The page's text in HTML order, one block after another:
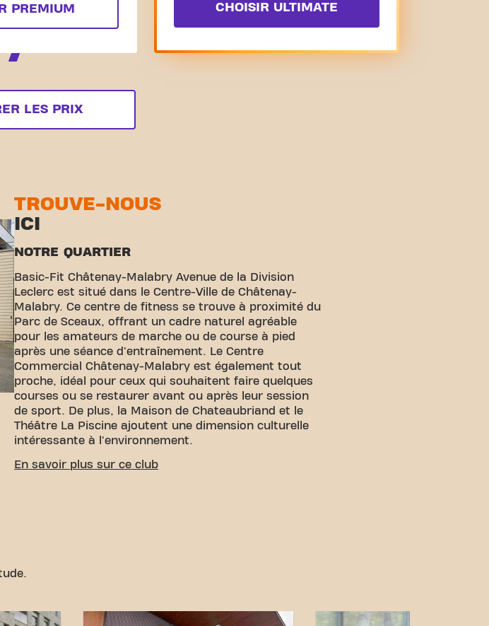
PREMIUM CHOISIR ULTIMATE
LES PRIX
TROUVE-NOUS
ICI
NOTRE QUARTIER
Basic-Fit Châtenay-Malabry Avenue de la Division
Leclerc est situé dans le Centre-Ville de Châtenay-
Malabry. Ce centre de fitness se trouve à proximité du
Parc de Sceaux, offrant un cadre naturel agréable
pour les amateurs de marche ou de course à pied
après une séance d'entraînement. Le Centre
Commercial Châtenay-Malabry est également tout
proche, idéal pour ceux qui souhaitent faire quelques
courses ou se restaurer avant ou après leur session
de sport. De plus, la Maison de Chateaubriand et le
Théâtre La Piscine ajoutent une dimension culturelle
intéressante à l'environnement.
ACCESSIBILITÉ FACILE
Avec notre emplacement central et nos connexions de
En savoir plus sur ce club